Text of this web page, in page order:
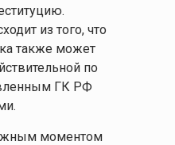
из того, что
также может
по
ГК РФ
моментом